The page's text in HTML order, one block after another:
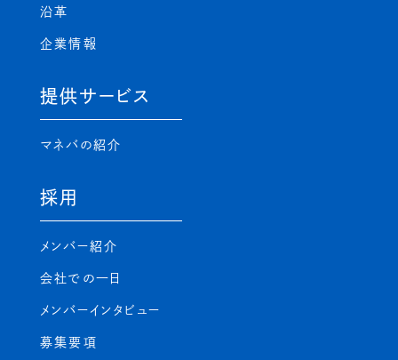
沿革
企業情報
提供サービス
マネバの紹介
採用
メンバー紹介
会社での一日
メンバーインタビュー
募集要項